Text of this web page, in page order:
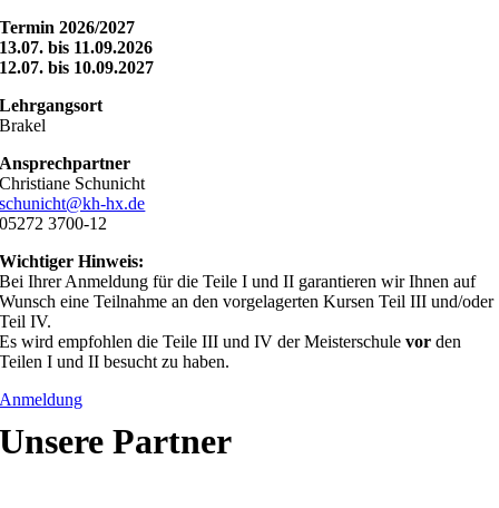
Termin 2026/2027
13.07. bis 11.09.2026
12.07. bis 10.09.2027
Lehrgangsort
Brakel
Ansprechpartner
Christiane Schunicht
schunicht@kh-hx.de
05272 3700-12
Wichtiger Hinweis:
Bei Ihrer Anmeldung für die Teile I und II garantieren wir Ihnen auf
Wunsch eine Teilnahme an den vorgelagerten Kursen Teil III und/oder
Teil IV.
Es wird empfohlen die Teile III und IV der Meisterschulevor den
Teilen I und II besucht zu haben.
Anmeldung
Unsere Partner